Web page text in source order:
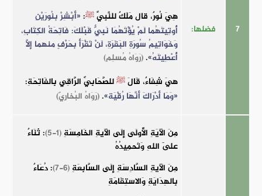
7 فضلها:
هِيَ نُورٌ، قال مَلَكٌ للنَّبِيِّﷺ: «أَبْشِرْ بنُورَيْنِ
أُوتِيتَهُما لَمْ يُؤْتَهُمَا نَبِيٌّ قَبْلَكَ: فَاتِحَةُ الكِتَابِ،
وَخَوَاتِيمُ سُورَةِ البَقَرَةِ، لَنْ تَقْرَأَ بحَرْفٍ منهما إلَّا
أُعْطِيتَهُ».(رَوَاهُ مُسلِم)
هيَ شِفَاءٌ، قَالَﷺللصَّحَابِيِّ الرَّاقِي بِالفَاتِحَةِ:
«وَمَا أَدْرَاكَ أَنَّهَا رُقْيَة».(رَوَاهُ البُخارِيّ)
مِنَ الآيَةِ الأُولَى إِلَى الآيةِ الخَامِسَةِ(1-5)
: ثَنَاءٌ
عَلَى اللهِ وَتَحمِيدُهُ
مِنَ الآيةِ السَّادِسَةِ إِلَى السَّابِعَةِ(6-7)
: دُعَاءٌ
بِالهِدَايَةِ وَالاستِقَامَةِ